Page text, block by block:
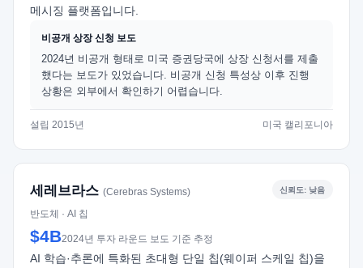
메시징 플랫폼입니다.
비공개 상장 신청 보도
2024년 비공개 형태로 미국 증권당국에 상장 신청서를 제출
했다는 보도가 있었습니다. 비공개 신청 특성상 이후 진행
상황은 외부에서 확인하기 어렵습니다.
설립 2015년 미국 캘리포니아
세레브라스 (Cerebras Systems)
반도체 · AI 칩
신뢰도: 낮음
$4B2024년 투자 라운드 보도 기준 추정
AI 학습·추론에 특화된 초대형 단일 칩(웨이퍼 스케일 칩)을